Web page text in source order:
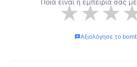
Ποια είναι η εμπειρία σας
★★★
Αξιολόγησε το